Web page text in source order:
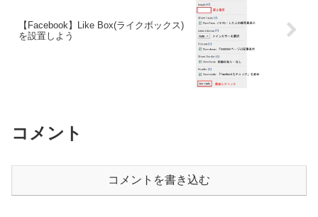
【Facebook】Like Box(ライクボックス)
を設置しよう
コメント
コメントを書き込む